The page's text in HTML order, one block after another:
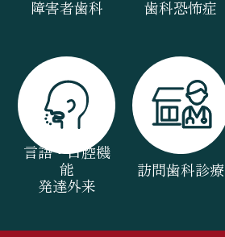
障害者歯科 歯科恐怖症
言語・口腔機
能
発達外来
訪問歯科診療